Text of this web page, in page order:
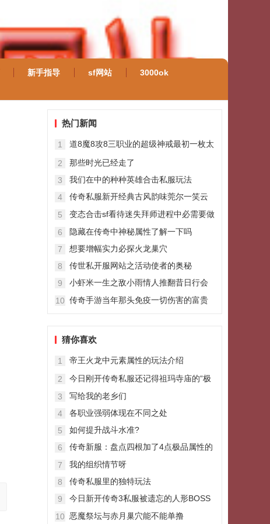
新手指导 sf网站
3000ok
热门新闻
1
道8魔8攻8三职业的超级神戒最初一枚太
2
那些时光已经走了
3
我们在中的种种英雄合击私服玩法
4
传奇私服新开经典古风韵味莞尔一笑云
5
变态合击sf看待迷失拜师进程中必需要做
6
隐藏在传奇中神秘属性了解一下吗
7
想要增幅实力必探火龙巢穴
8
传世私开服网站之活动使者的奥秘
9
小虾米一生之敌小雨情人推翻昔日行会
10 传奇手游当年那头免疫一切伤害的富贵
猜你喜欢
1
帝王火龙中元素属性的玩法介绍
2
今日刚开传奇私服还记得祖玛寺庙的“极
3
写给我的老乡们
4
各职业强弱体现在不同之处
5
如何提升战斗水准?
6
传奇新服：盘点四根加了4点极品属性的
7
我的组织情节呀
8
传奇私服里的独特玩法
9
今日新开传奇3私服被遗忘的人形BOSS
10 恶魔祭坛与赤月巢穴能不能单撸